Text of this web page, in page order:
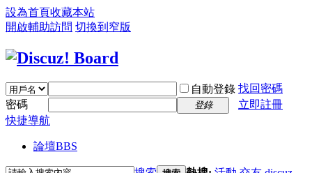
設為首頁收藏本站
開啟輔助訪問 切換到窄版
自動登錄 找回密碼
密碼
登錄
立即註冊
快捷導航
論壇BBS